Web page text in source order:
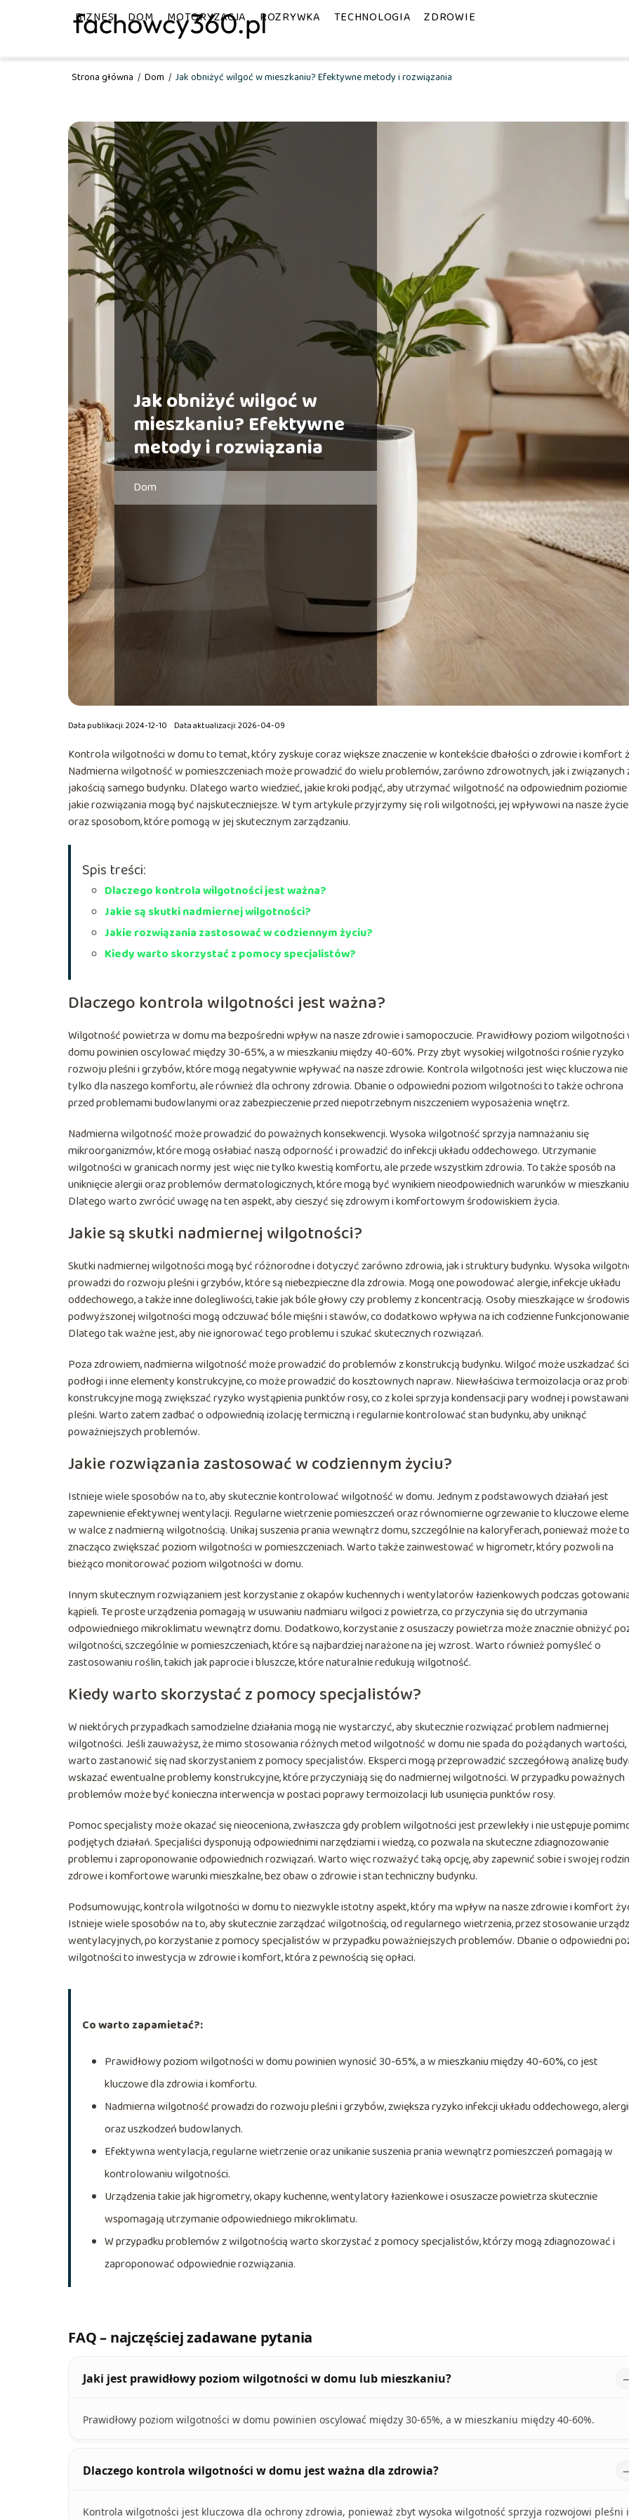
BIZNES DOM MOTORYZACJA ROZRYWKA TECHNOLOGIA ZDROWIE
Strona główna / Dom / Jak obniżyć wilgoć w mieszkaniu? Efektywne metody i rozwiązania
Jak obniżyć wilgoć w
mieszkaniu? Efektywne
metody i rozwiązania
Dom
Data publikacji: 2024-12-10 Data aktualizacji: 2026-04-09
Kontrola wilgotności w domu to temat, który zyskuje coraz większe znaczenie w kontekście dbałości o zdrowie i komfort
Nadmierna wilgotność w pomieszczeniach może prowadzić do wielu problemów, zarówno zdrowotnych, jak i związanych
jakością samego budynku. Dlatego warto wiedzieć, jakie kroki podjąć, aby utrzymać wilgotność na odpowiednim poziomie
jakie rozwiązania mogą być najskuteczniejsze. W tym artykule przyjrzymy się roli wilgotności, jej wpływowi na nasze życie
oraz sposobom, które pomogą w jej skutecznym zarządzaniu.
Spis treści:
Dlaczego kontrola wilgotności jest ważna?
Jakie są skutki nadmiernej wilgotności?
Jakie rozwiązania zastosować w codziennym życiu?
Kiedy warto skorzystać z pomocy specjalistów?
Dlaczego kontrola wilgotności jest ważna?
Wilgotność powietrza w domu ma bezpośredni wpływ na nasze zdrowie i samopoczucie. Prawidłowy poziom wilgotności
domu powinien oscylować między 30-65%, a w mieszkaniu między 40-60%. Przy zbyt wysokiej wilgotności rośnie ryzyko
rozwoju pleśni i grzybów, które mogą negatywnie wpływać na nasze zdrowie. Kontrola wilgotności jest więc kluczowa nie
tylko dla naszego komfortu, ale również dla ochrony zdrowia. Dbanie o odpowiedni poziom wilgotności to także ochrona
przed problemami budowlanymi oraz zabezpieczenie przed niepotrzebnym niszczeniem wyposażenia wnętrz.
Nadmierna wilgotność może prowadzić do poważnych konsekwencji. Wysoka wilgotność sprzyja namnażaniu się
mikroorganizmów, które mogą osłabiać naszą odporność i prowadzić do infekcji układu oddechowego. Utrzymanie
wilgotności w granicach normy jest więc nie tylko kwestią komfortu, ale przede wszystkim zdrowia. To także sposób na
uniknięcie alergii oraz problemów dermatologicznych, które mogą być wynikiem nieodpowiednich warunków w
Dlatego warto zwrócić uwagę na ten aspekt, aby cieszyć się zdrowym i komfortowym środowiskiem życia.
Jakie są skutki nadmiernej wilgotności?
Skutki nadmiernej wilgotności mogą być różnorodne i dotyczyć zarówno zdrowia, jak i struktury budynku. Wysoka
prowadzi do rozwoju pleśni i grzybów, które są niebezpieczne dla zdrowia. Mogą one powodować alergie, infekcje układu
oddechowego, a także inne dolegliwości, takie jak bóle głowy czy problemy z koncentracją. Osoby mieszkające w
podwyższonej wilgotności mogą odczuwać bóle mięśni i stawów, co dodatkowo wpływa na ich codzienne
Dlatego tak ważne jest, aby nie ignorować tego problemu i szukać skutecznych rozwiązań.
Poza zdrowiem, nadmierna wilgotność może prowadzić do problemów z konstrukcją budynku. Wilgoć może uszkadzać
podłogi i inne elementy konstrukcyjne, co może prowadzić do kosztownych napraw. Niewłaściwa termoizolacja oraz
konstrukcyjne mogą zwiększać ryzyko wystąpienia punktów rosy, co z kolei sprzyja kondensacji pary wodnej i
pleśni. Warto zatem zadbać o odpowiednią izolację termiczną i regularnie kontrolować stan budynku, aby uniknąć
poważniejszych problemów.
Jakie rozwiązania zastosować w codziennym życiu?
Istnieje wiele sposobów na to, aby skutecznie kontrolować wilgotność w domu. Jednym z podstawowych działań jest
zapewnienie efektywnej wentylacji. Regularne wietrzenie pomieszczeń oraz równomierne ogrzewanie to kluczowe
w walce z nadmierną wilgotnością. Unikaj suszenia prania wewnątrz domu, szczególnie na kaloryferach, ponieważ może to
znacząco zwiększać poziom wilgotności w pomieszczeniach. Warto także zainwestować w higrometr, który pozwoli na
bieżąco monitorować poziom wilgotności w domu.
Innym skutecznym rozwiązaniem jest korzystanie z okapów kuchennych i wentylatorów łazienkowych podczas
kąpieli. Te proste urządzenia pomagają w usuwaniu nadmiaru wilgoci z powietrza, co przyczynia się do utrzymania
odpowiedniego mikroklimatu wewnątrz domu. Dodatkowo, korzystanie z osuszaczy powietrza może znacznie obniżyć
wilgotności, szczególnie w pomieszczeniach, które są najbardziej narażone na jej wzrost. Warto również pomyśleć o
zastosowaniu roślin, takich jak paprocie i bluszcze, które naturalnie redukują wilgotność.
Kiedy warto skorzystać z pomocy specjalistów?
W niektórych przypadkach samodzielne działania mogą nie wystarczyć, aby skutecznie rozwiązać problem nadmiernej
wilgotności. Jeśli zauważysz, że mimo stosowania różnych metod wilgotność w domu nie spada do pożądanych wartości,
warto zastanowić się nad skorzystaniem z pomocy specjalistów. Eksperci mogą przeprowadzić szczegółową analizę
wskazać ewentualne problemy konstrukcyjne, które przyczyniają się do nadmiernej wilgotności. W przypadku poważnych
problemów może być konieczna interwencja w postaci poprawy termoizolacji lub usunięcia punktów rosy.
Pomoc specjalisty może okazać się nieoceniona, zwłaszcza gdy problem wilgotności jest przewlekły i nie ustępuje
podjętych działań. Specjaliści dysponują odpowiednimi narzędziami i wiedzą, co pozwala na skuteczne zdiagnozowanie
problemu i zaproponowanie odpowiednich rozwiązań. Warto więc rozważyć taką opcję, aby zapewnić sobie i swojej
zdrowe i komfortowe warunki mieszkalne, bez obaw o zdrowie i stan techniczny budynku.
Podsumowując, kontrola wilgotności w domu to niezwykle istotny aspekt, który ma wpływ na nasze zdrowie i komfort
Istnieje wiele sposobów na to, aby skutecznie zarządzać wilgotnością, od regularnego wietrzenia, przez stosowanie
wentylacyjnych, po korzystanie z pomocy specjalistów w przypadku poważniejszych problemów. Dbanie o odpowiedni
wilgotności to inwestycja w zdrowie i komfort, która z pewnością się opłaci.
Co warto zapamietać?:
Prawidłowy poziom wilgotności w domu powinien wynosić 30-65%, a w mieszkaniu między 40-60%, co jest
kluczowe dla zdrowia i komfortu.
Nadmierna wilgotność prowadzi do rozwoju pleśni i grzybów, zwiększa ryzyko infekcji układu oddechowego,
oraz uszkodzeń budowlanych.
Efektywna wentylacja, regularne wietrzenie oraz unikanie suszenia prania wewnątrz pomieszczeń pomagają w
kontrolowaniu wilgotności.
Urządzenia takie jak higrometry, okapy kuchenne, wentylatory łazienkowe i osuszacze powietrza skutecznie
wspomagają utrzymanie odpowiedniego mikroklimatu.
W przypadku problemów z wilgotnością warto skorzystać z pomocy specjalistów, którzy mogą zdiagnozować i
zaproponować odpowiednie rozwiązania.
FAQ – najczęściej zadawane pytania
Jaki jest prawidłowy poziom wilgotności w domu lub mieszkaniu?
Prawidłowy poziom wilgotności w domu powinien oscylować między 30-65%, a w mieszkaniu między 40-60%.
Dlaczego kontrola wilgotności w domu jest ważna dla zdrowia?
Kontrola wilgotności jest kluczowa dla ochrony zdrowia, ponieważ zbyt wysoka wilgotność sprzyja rozwojowi pleśni i